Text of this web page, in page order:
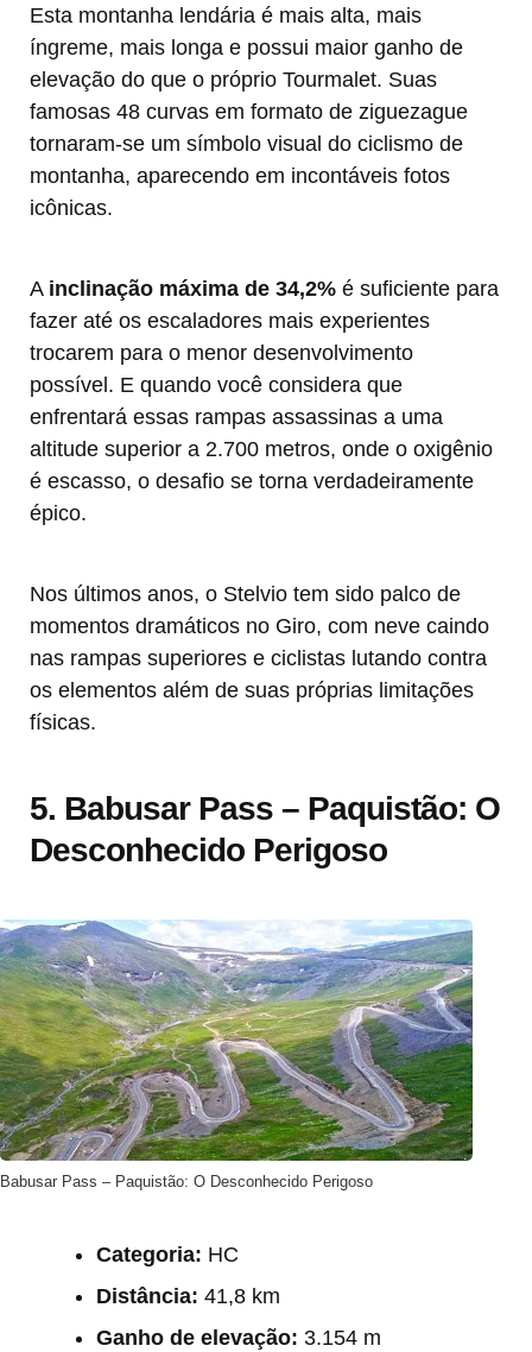
Esta montanha lendária é mais alta, mais
íngreme, mais longa e possui maior ganho de
elevação do que o próprio Tourmalet. Suas
famosas 48 curvas em formato de ziguezague
tornaram-se um símbolo visual do ciclismo de
montanha, aparecendo em incontáveis fotos
icônicas.
A inclinação máxima de 34,2% é suficiente para
fazer até os escaladores mais experientes
trocarem para o menor desenvolvimento
possível. E quando você considera que
enfrentará essas rampas assassinas a uma
altitude superior a 2.700 metros, onde o oxigênio
é escasso, o desafio se torna verdadeiramente
épico.
Nos últimos anos, o Stelvio tem sido palco de
momentos dramáticos no Giro, com neve caindo
nas rampas superiores e ciclistas lutando contra
os elementos além de suas próprias limitações
físicas.
5. Babusar Pass – Paquistão: O
Desconhecido Perigoso
Babusar Pass – Paquistão: O Desconhecido Perigoso
Categoria: HC
Distância: 41,8 km
Ganho de elevação: 3.154 m